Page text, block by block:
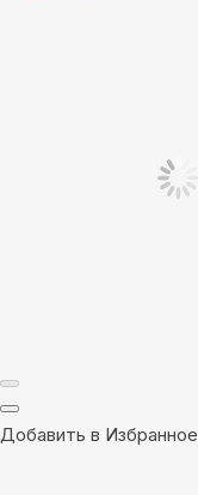
Добавить в Избранное